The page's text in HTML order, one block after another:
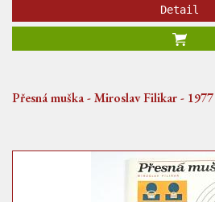
Detail
Přesná muška - Miroslav Filikar - 1977